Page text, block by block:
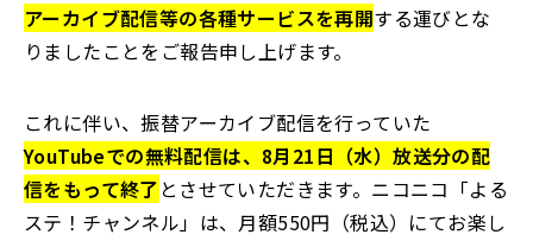
アーカイブ配信等の各種サービスを再開する運びとな
りましたことをご報告申し上げます。
これに伴い、振替アーカイブ配信を行っていた
YouTubeでの無料配信は、8月21日（水）放送分の配
信をもって終了 とさせていただきます。ニコニコ「よる
ステ！チャンネル」は、月額550円（税込）にてお楽し